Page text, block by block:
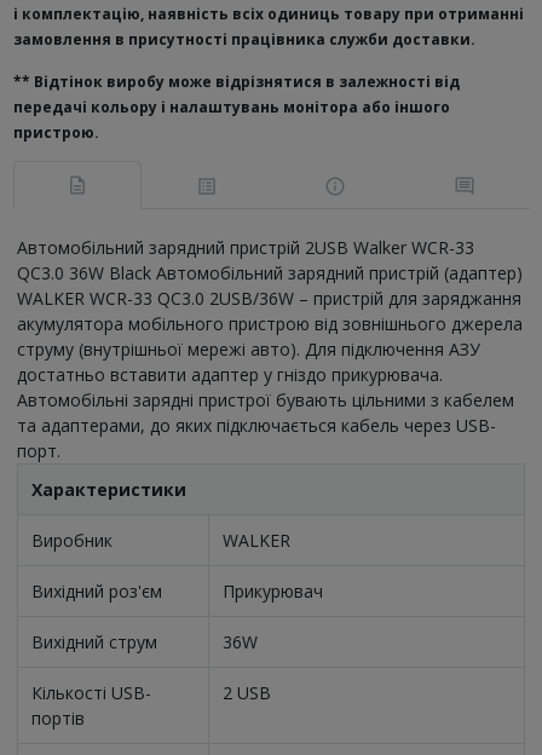
і комплектацію, наявність всіх одиниць товару при отриманні
замовлення в присутності працівника служби доставки.
** Відтінок виробу може відрізнятися в залежності від
передачі кольору і налаштувань монітора або іншого
пристрою.
Автомобільний зарядний пристрій 2USB Walker WCR-33
QC3.0 36W Black Автомобільний зарядний пристрій (адаптер)
WALKER WCR-33 QC3.0 2USB/36W – пристрій для заряджання
акумулятора мобільного пристрою від зовнішнього джерела
струму (внутрішньої мережі авто). Для підключення АЗУ
достатньо вставити адаптер у гніздо прикурювача.
Автомобільні зарядні пристрої бувають цільними з кабелем
та адаптерами, до яких підключається кабель через USB-
порт.
Характеристики
Виробник WALKER
Вихідний роз'єм Прикурювач
Вихідний струм 36W
Кількості USB-
портів
2 USB